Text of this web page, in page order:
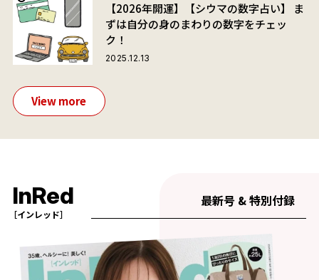
【2026年開運】【シウマの数字占い】 ま
ずは自分の身のまわりの数字をチェッ
ク！
2025.12.13
View more
InRed
［インレッド］
最新号 & 特別付録